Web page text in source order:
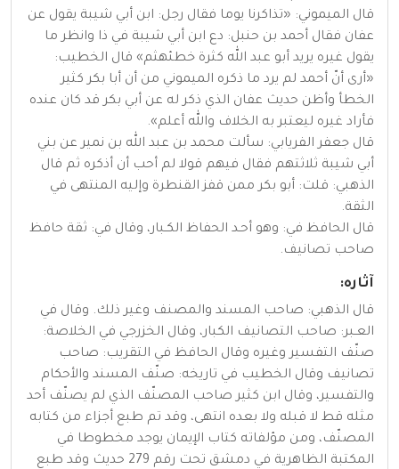
قال الميموني: «تذاكرنا يوما فقال رجل: ابن أبي شيبة يقول عن
عفان فقال أحمد بن حنبل: دع ابن أبي شيبة في ذا وانظر ما
يقول غيره يريد أبو عبد الله كثرة خطئهثم» قال الخطيب:
«أرى أنّ أحمد لم يرد ما ذكره الميموني من أن أبا بكر كثير
الخطأ وأظن حديث عفان الذي ذكر له عن أبي بكر قد كان عنده
فأراد غيره ليعتبر به الخلاف والله أعلم».
قال جعفر الفريابي: سألت محمد بن عبد الله بن نمير عن بني
أبي شيبة ثلاثتهم فقال فيهم قولا لم أحب أن أذكره ثم قال
الذهبي: قلت: أبو بكر ممن قفز القنطرة وإليه المنتهى في
الثقة.
قال الحافظ في: وهو أحـد الحفاظ الكـبار، وقال في: ثقة حافظ
صاحب تصانيف.
آثاره:
قال الذهبي: صاحب المسند والمصنف وغير ذلك. وقال في
العـبر: صاحب التصانيف الكبار، وقال الخزرجي في الخلاصة:
صنّف التفسير وغيره وقال الحافظ في التقريب: صاحب
تصانيف وقال الخطيب في تاريخه: صنّف المسند والأحكام
والتفسير، وقال ابن كثير صاحب المصنّف الذي لم يصنّف أحد
مثله قط لا قبله ولا بعده انتهى، وقد تم طبع أجزاء من كتابه
المصنّف، ومن مؤلفاته كتاب الإيمان يوجد مخطوطا في
المكتبة الظاهرية في دمشق تحت رقم 279 حديث وقد طبع